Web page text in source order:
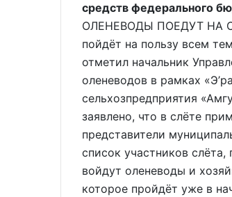
средств федерального
ОЛЕНЕВОДЫ ПОЕДУТ НА
пойдёт на пользу всем
отметил начальник
оленеводов в рамках
сельхозпредприятия
заявлено, что в слёте
представители
список участников
войдут оленеводы и
которое пройдёт уже в